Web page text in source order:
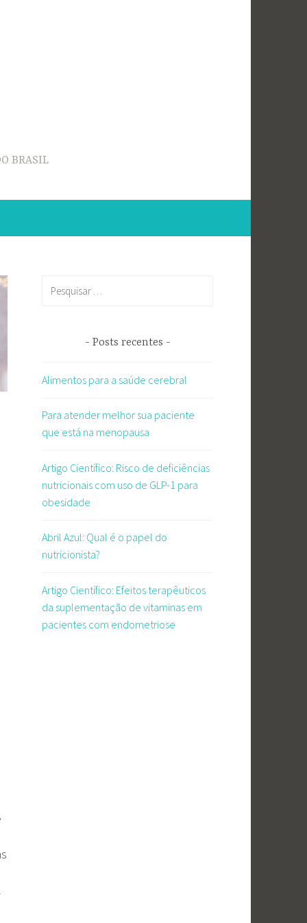
BRASIL
Posts recentes
Alimentos para a saúde cerebral
Para atender melhor sua paciente
que está na menopausa
Artigo Científico: Risco de deficiências
nutricionais com uso de GLP-1 para
obesidade
Abril Azul: Qual é o papel do
nutricionista?
Artigo Científico: Efeitos terapêuticos
da suplementação de vitaminas em
pacientes com endometriose